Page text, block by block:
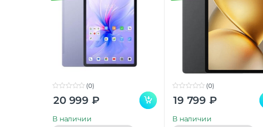
o
o
(0)
20 999 ₽
В наличии
o
(0)
19 799 ₽
В наличии